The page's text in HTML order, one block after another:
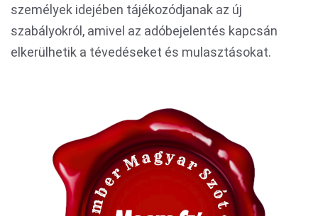
személyek idejében tájékozódjanak az új
szabályokról, amivel az adóbejelentés kapcsán
elkerülhetik a tévedéseket és mulasztásokat.